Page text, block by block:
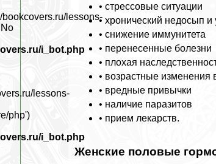
• стрессовые ситуации
• хронический недосып и
• снижение иммунитета
• перенесенные болезни
• плохая
• возрастные изменения
• вредные привычки
• наличие паразитов
• прием лекарств.
Женские пoлoвые
lessons-
i_bot.php
lessons-
php')
i_bot.php